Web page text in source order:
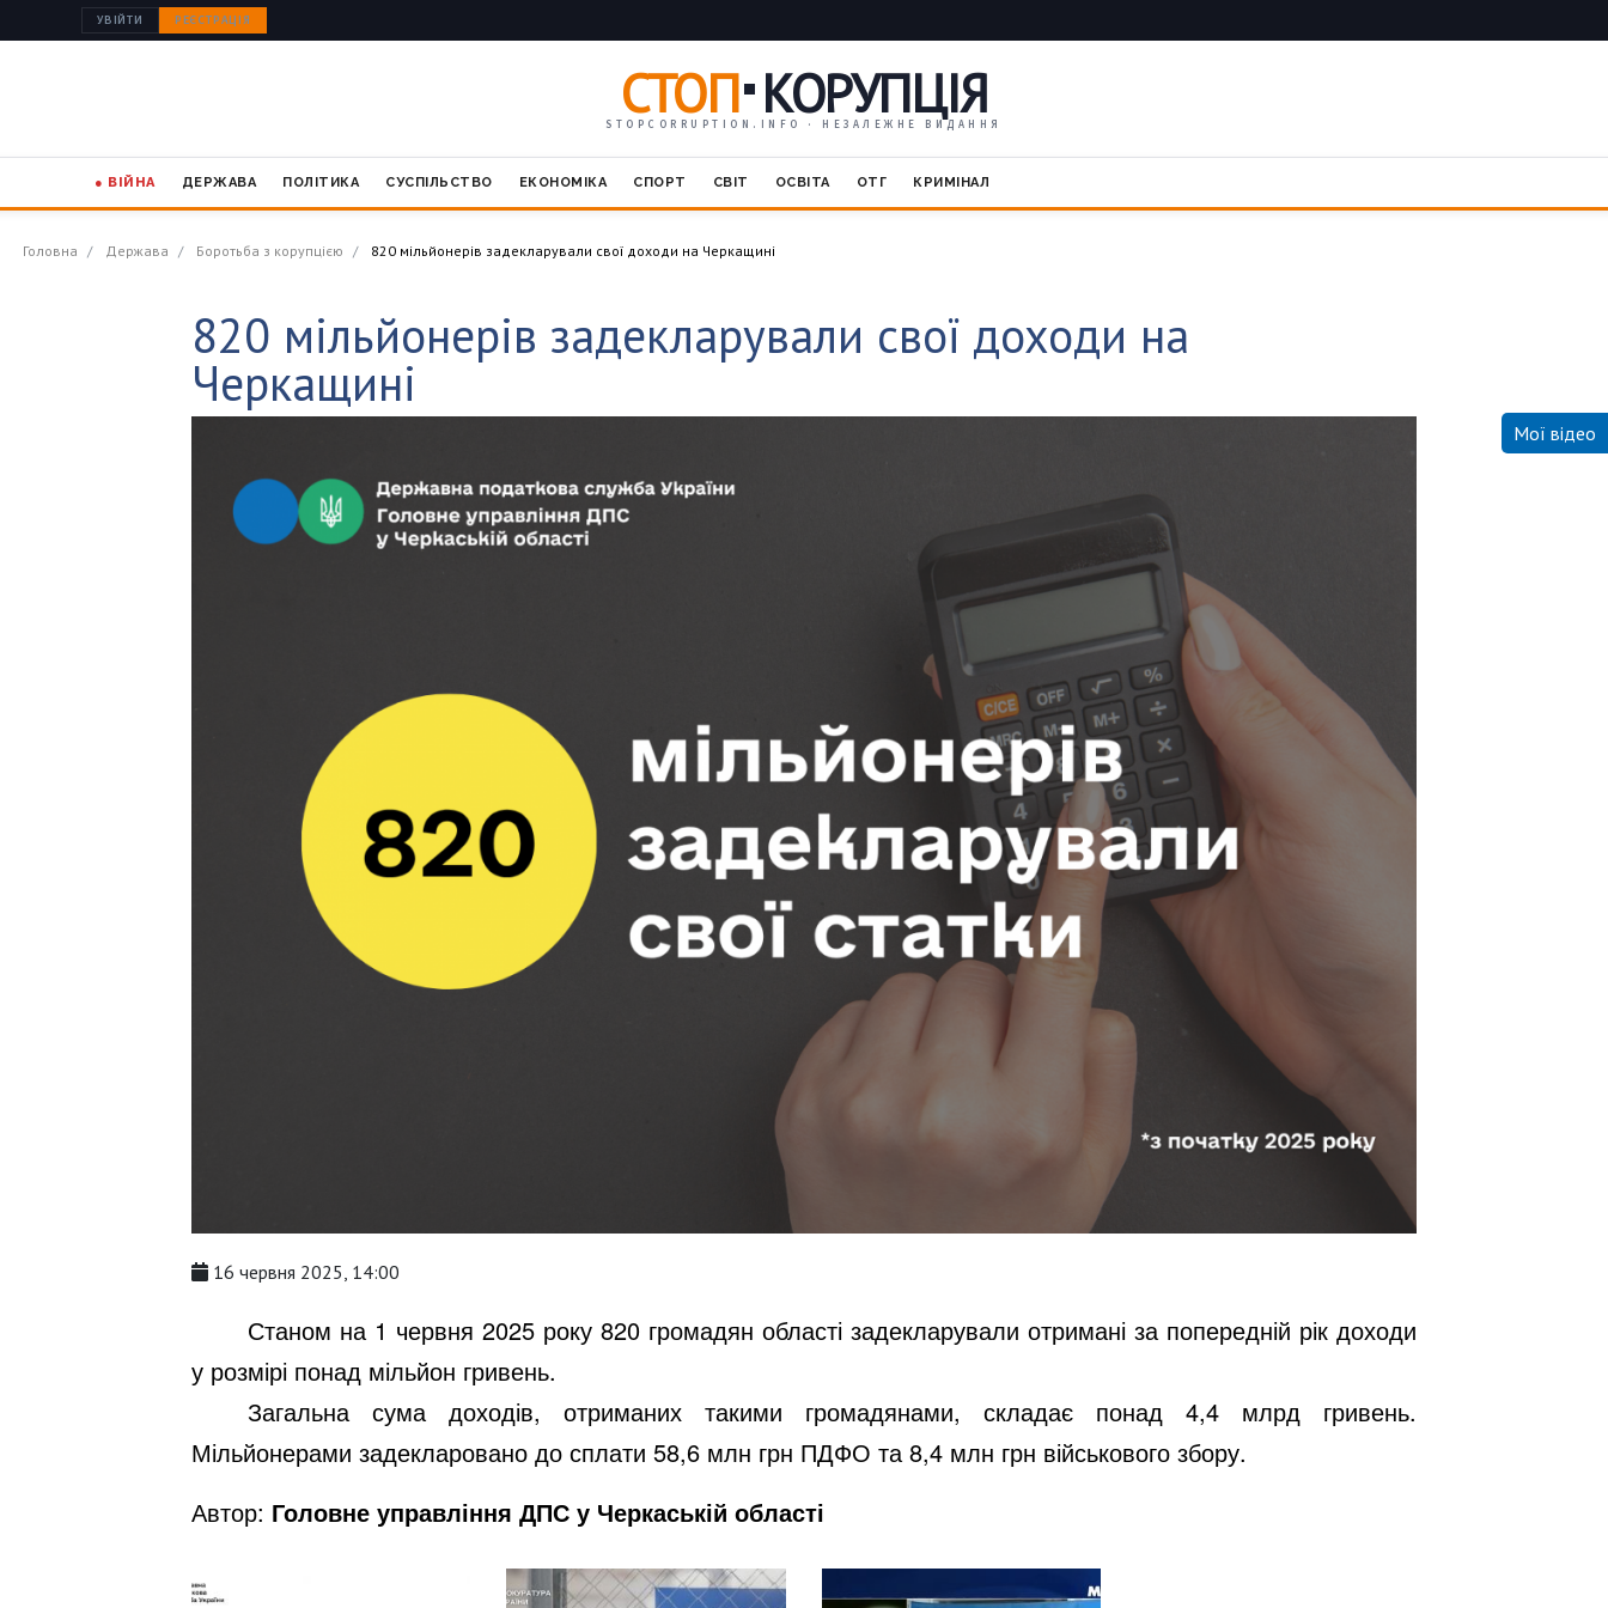
УВІЙТИ РЕЄСТРАЦІЯ
СТОП КОРУПЦІЯ
STOPCORRUPTION.INFO · НЕЗАЛЕЖНЕ ВИДАННЯ
● ВІЙНА ДЕРЖАВА ПОЛІТИКА СУСПІЛЬСТВО ЕКОНОМІКА СПОРТ СВІТ ОСВІТА ОТГ КРИМІНАЛ
Головна Держава Боротьба з корупцією 820 мільйонерів задекларували свої доходи на Черкащині
820 мільйонерів задекларували свої доходи на
Черкащині
16 червня 2025, 14:00
Станом на 1 червня 2025 року 820 громадян області задекларували отримані за попередній рік доходи
у розмірі понад мільйон гривень.
Загальна сума доходів, отриманих такими громадянами, складає понад 4,4 млрд гривень.
Мільйонерами задекларовано до сплати 58,6 млн грн ПДФО та 8,4 млн грн військового збору.
Автор: Головне управління ДПС у Черкаській області
Мої відео